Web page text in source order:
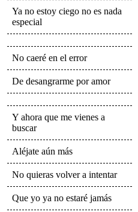
Ya no estoy ciego no es nada
especial
No caeré en el error
De desangrarme por amor
Y ahora que me vienes a
buscar
Aléjate aún más
No quieras volver a intentar
Que yo ya no estaré jamás